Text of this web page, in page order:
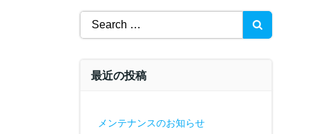
Search
for:
最近の投稿
メンテナンスのお知らせ